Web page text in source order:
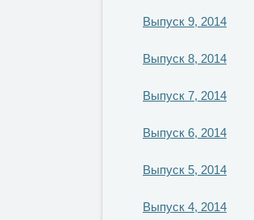
Выпуск 9, 2014
Выпуск 8, 2014
Выпуск 7, 2014
Выпуск 6, 2014
Выпуск 5, 2014
Выпуск 4, 2014